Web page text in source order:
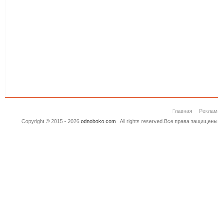
Главная
Copyright © 2015 - 2026 odnoboko.com. All rights reserved.Все права защищены.